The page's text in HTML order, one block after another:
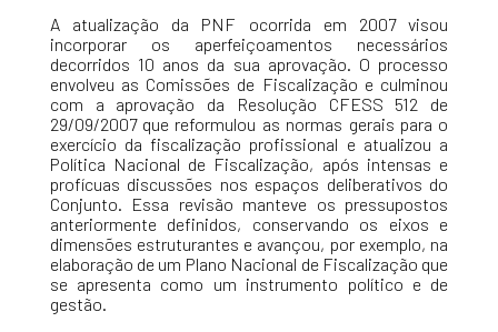
A atualização da PNF ocorrida em 2007 visou
incorporar os aperfeiçoamentos necessários
decorridos 10 anos da sua aprovação. O processo
envolveu as Comissões de Fiscalização e culminou
com a aprovação da Resolução CFESS 512 de
29/09/2007 que reformulou as normas gerais para o
exercício da fiscalização profissional e atualizou a
Política Nacional de Fiscalização, após intensas e
profícuas discussões nos espaços deliberativos do
Conjunto. Essa revisão manteve os pressupostos
anteriormente definidos, conservando os eixos e
dimensões estruturantes e avançou, por exemplo, na
elaboração de um Plano Nacional de Fiscalização que
se apresenta como um instrumento político e de
gestão.